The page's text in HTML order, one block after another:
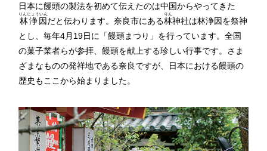
日本に饅頭の製法を初めて伝えたのは中国からやってきた
林浄因
りんじょういん
だと伝わります。奈良市にある林
りん
神社は林浄因を祭神
とし、毎年4月19日に「饅頭まつり」を行っています。全国
の菓子業者らが参拝、饅頭を献上する珍しい行事です。さま
ざまなものの発祥地である奈良ですが、日本における饅頭の
歴史もここから始まりました。